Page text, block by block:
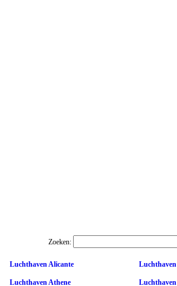
Zoeken:
Luchthaven Alicante
Luchthaven Athene